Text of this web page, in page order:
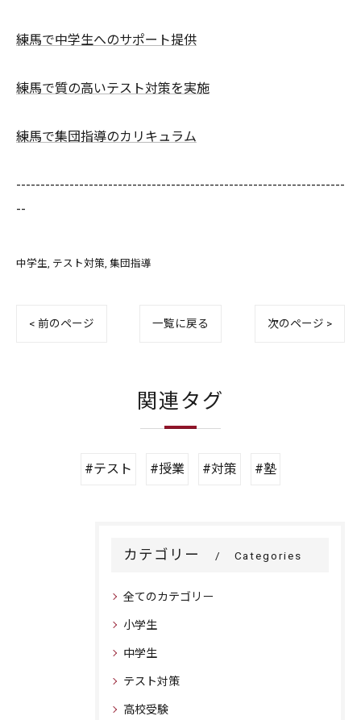
練馬で中学生へのサポート提供
練馬で質の高いテスト対策を実施
練馬で集団指導のカリキュラム
--------------------------------------------------------------------
--
中学生 テスト対策 集団指導
< 前のページ 一覧に戻る 次のページ >
関連タグ
#テスト #授業 #対策 #塾
カテゴリー Categories
全てのカテゴリー
小学生
中学生
テスト対策
高校受験